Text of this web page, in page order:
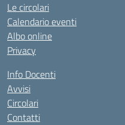
Le circolari
Calendario eventi
Albo online
Privacy
Info Docenti
Avvisi
Circolari
Contatti